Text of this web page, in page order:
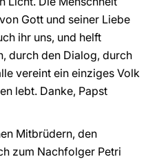
Gott und seiner Liebe
ihr uns, und helft
durch den Dialog, durch
vereint ein einziges Volk
lebt. Danke, Papst
Mitbrüdern, den
zum Nachfolger Petri